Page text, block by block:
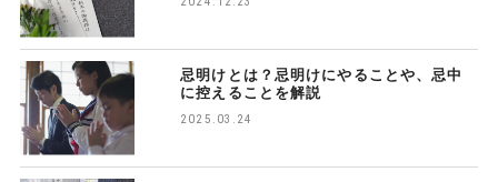
忌明けとは？忌明けにやることや、忌中
に控えることを解説
2025.03.24